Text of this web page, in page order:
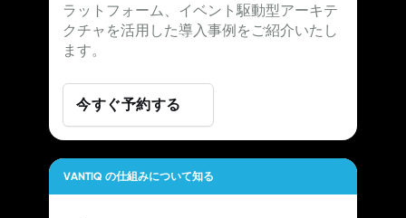
ラットフォーム、イベント駆動型アーキテ
クチャを活用した導入事例をご紹介いたし
ます。
今すぐ予約する
VANTIQ の仕組みについて知る